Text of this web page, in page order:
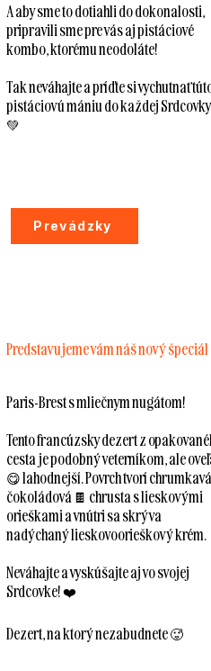
A aby sme to dotiahli do dokonalosti,
pripravili sme pre vás aj pistáciové
kombo, ktorému neodoláte!
Tak neváhajte a príďte si vychutnať
pistáciovú mániu do každej Srdcovky
💚
Prevádzky
Predstavujeme vám náš nový špeciál
Paris-Brest s mliečnym nugátom!
Tento francúzsky dezert z
cesta je podobný veterníkom, ale
😋 lahodnejší. Povrch tvorí chrumkavá
čokoládová 🍫 chrusta s lieskovými
orieškami a vnútri sa skrýva
nadýchaný lieskovoorieškový krém.
Neváhajte a vyskúšajte aj vo svojej
Srdcovke! ❤️
Dezert, na ktorý nezabudnete 🥵